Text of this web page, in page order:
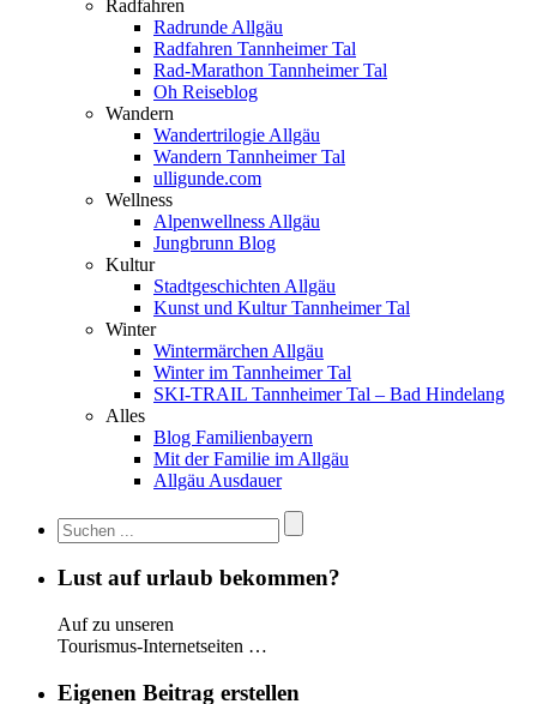
Radfahren
Radrunde Allgäu
Radfahren Tannheimer Tal
Rad-Marathon Tannheimer Tal
Oh Reiseblog
Wandern
Wandertrilogie Allgäu
Wandern Tannheimer Tal
ulligunde.com
Wellness
Alpenwellness Allgäu
Jungbrunn Blog
Kultur
Stadtgeschichten Allgäu
Kunst und Kultur Tannheimer Tal
Winter
Wintermärchen Allgäu
Winter im Tannheimer Tal
SKI-TRAIL Tannheimer Tal – Bad Hindelang
Alles
Blog Familienbayern
Mit der Familie im Allgäu
Allgäu Ausdauer
Lust auf urlaub bekommen?
Auf zu unseren
Tourismus-Internetseiten …
Eigenen Beitrag erstellen